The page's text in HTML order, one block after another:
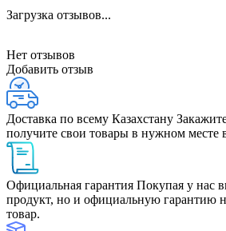
Загрузка отзывов...
Нет отзывов
Добавить отзыв
Доставка по всему Казахстану
получите свои товары в нужном месте
Официальная гарантия Покупая у нас
продукт, но и официальную гарантию
товар.